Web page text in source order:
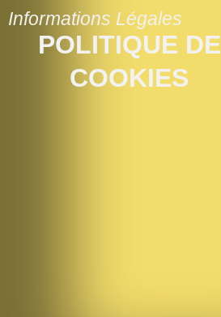
Informations Légales
POLITIQUE DE
COOKIES